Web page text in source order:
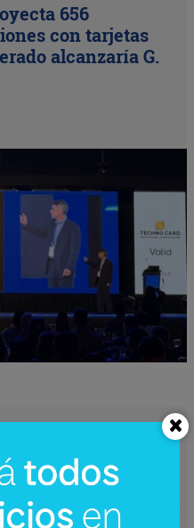
656
con tarjetas
alcanzaría G.
el lujo
(nudista) más